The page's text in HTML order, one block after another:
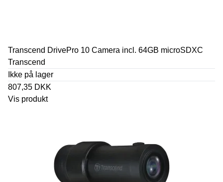
Transcend DrivePro 10 Camera incl. 64GB microSDXC
Transcend
Ikke på lager
807,35 DKK
Vis produkt